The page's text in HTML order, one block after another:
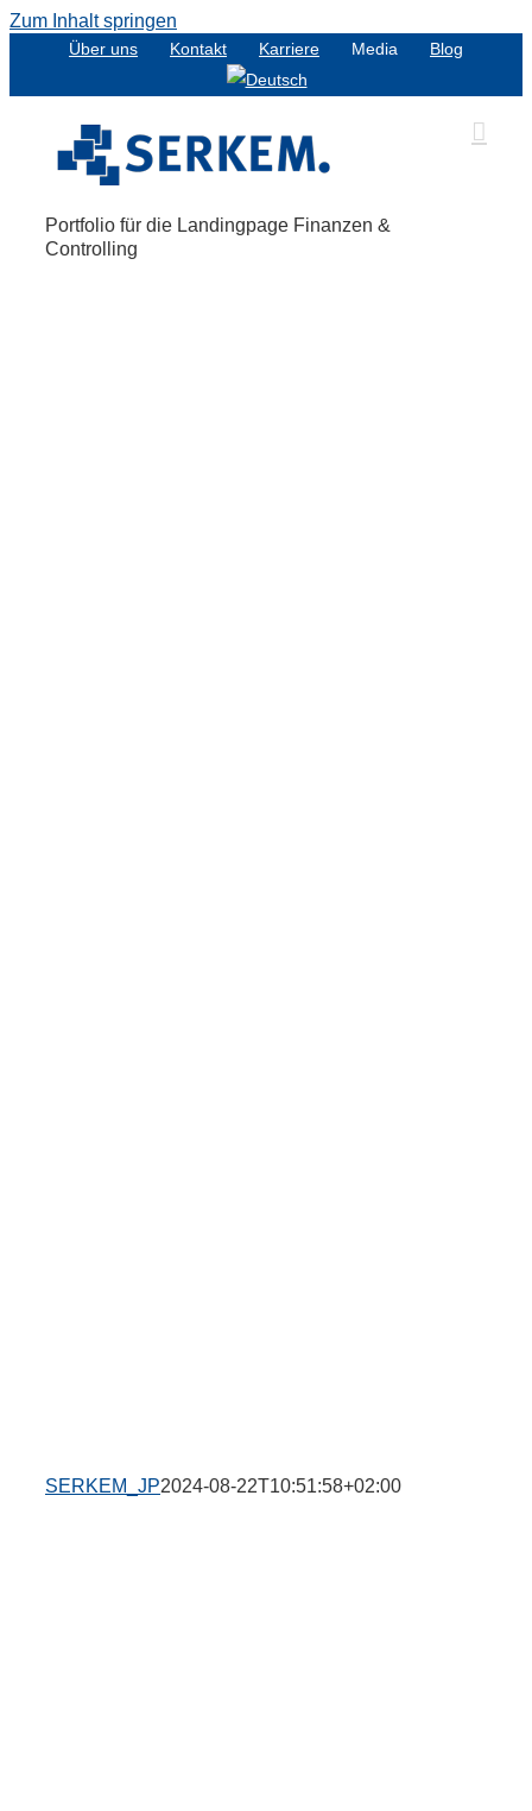
Zum Inhalt springen
Über uns Kontakt Karriere Media Blog
Portfolio für die Landingpage Finanzen &
Controlling
SERKEM_JP2024-08-22T10:51:58+02:00